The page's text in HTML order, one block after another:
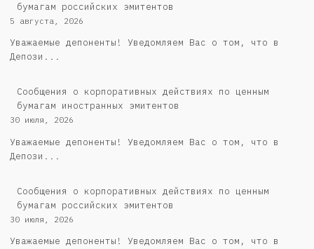
бумагам российских эмитентов
5 августа, 2026
Уважаемые депоненты! Уведомляем Вас о том, что в
Депози...
Сообщения о корпоративных действиях по ценным
бумагам иностранных эмитентов
30 июля, 2026
Уважаемые депоненты! Уведомляем Вас о том, что в
Депози...
Cообщения о корпоративных действиях по ценным
бумагам российских эмитентов
30 июля, 2026
Уважаемые депоненты! Уведомляем Вас о том, что в